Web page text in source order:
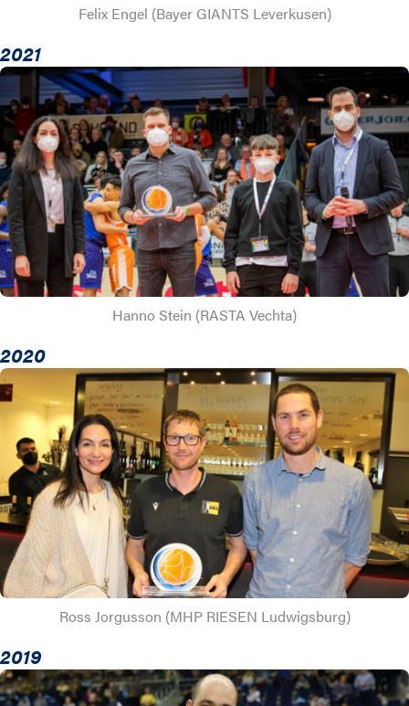
Felix Engel (Bayer GIANTS Leverkusen)
2021
Hanno Stein (RASTA Vechta)
2020
Ross Jorgusson (MHP RIESEN Ludwigsburg)
2019